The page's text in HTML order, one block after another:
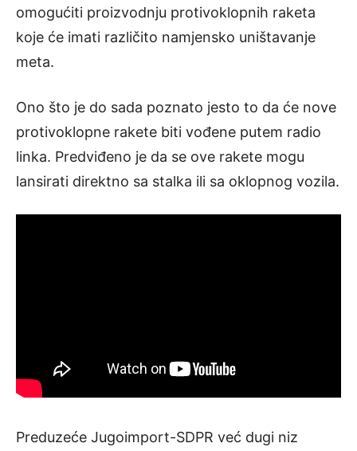
omogućiti proizvodnju protivoklopnih raketa
koje će imati različito namjensko uništavanje
meta.
Ono što je do sada poznato jesto to da će nove
protivoklopne rakete biti vođene putem radio
linka. Predviđeno je da se ove rakete mogu
lansirati direktno sa stalka ili sa oklopnog vozila.
Preduzeće Jugoimport-SDPR već dugi niz